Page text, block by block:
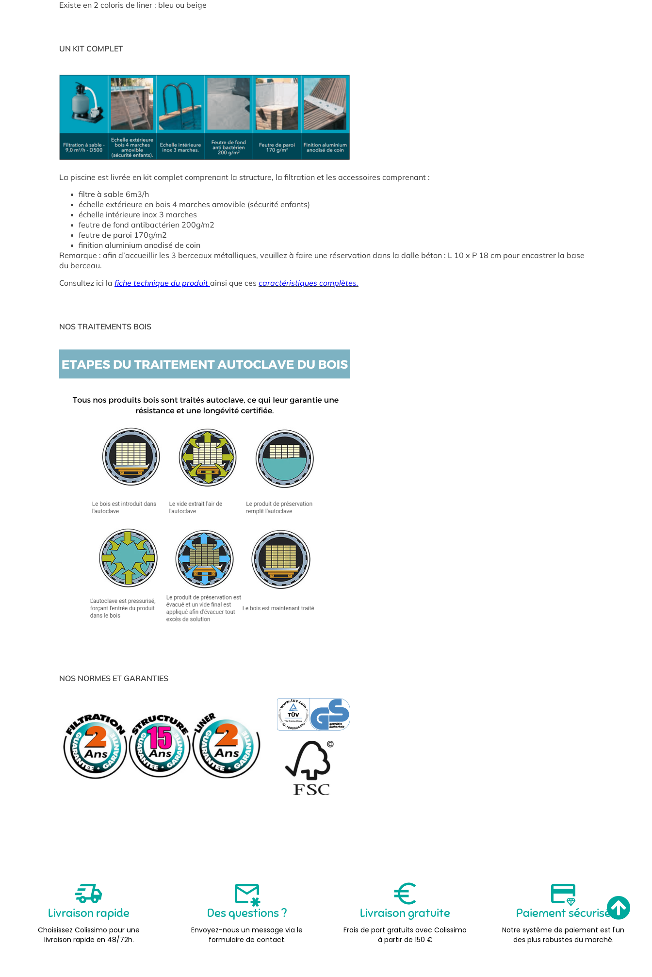
Existe en 2 coloris de liner : bleu ou beige
UN KIT COMPLET
La piscine est livrée en kit complet comprenant la structure, la filtration et les accessoires comprenant :
filtre à sable 6m3/h
échelle extérieure en bois 4 marches amovible (sécurité enfants)
échelle intérieure inox 3 marches
feutre de fond antibactérien 200g/m2
feutre de paroi 170g/m2
finition aluminium anodisé de coin
Remarque : afin d’accueillir les 3 berceaux métalliques, veuillez à faire une réservation dans la dalle béton : L 10 x P 18 cm pour encastrer la base
du berceau.
Consultez ici la fiche technique du produit ainsi que ces caractéristiques complètes.
NOS TRAITEMENTS BOIS
NOS NORMES ET GARANTIES
Livraison rapide
Choisissez Colissimo pour une
livraison rapide en 48/72h.
Des questions ?
Envoyez-nous un message via le
formulaire de contact.
Livraison gratuite
Frais de port gratuits avec Colissimo
à partir de 150 €
Paiement sécurisé
Notre système de paiement est l'un
des plus robustes du marché.